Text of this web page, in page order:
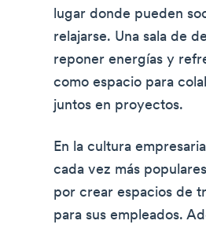
lugar donde pueden
relajarse. Una sala de
reponer energías y
como espacio para
juntos en proyectos.
En la cultura
cada vez más
por crear espacios de
para sus empleados.